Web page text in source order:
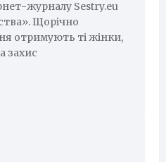
журналу Sestry.eu
Щорічно
отримують ті жінки,
захис